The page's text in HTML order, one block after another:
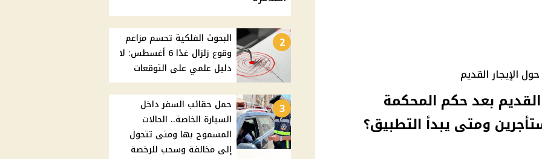
الإيجار القديم
القديم بعد حكم المحكمة
ومتى يبدأ التطبيق؟
2
البحوث الفلكية تحسم مزاعم
وقوع زلزال غدًا 6 أغسطس: لا
دليل علمي على التوقعات
3
حمل حقائب السفر داخل
السيارة الخاصة.. الحالات
المسموح بها ومتى تتحول
إلى مخالفة وسحب للرخصة